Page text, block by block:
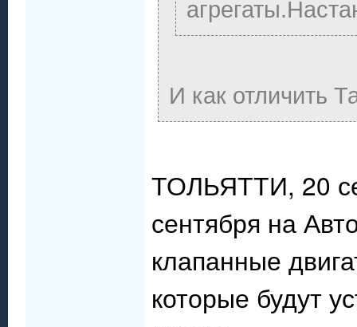
И как отличить
ТОЛЬЯТТИ, 20
сентября на
клапанные
которые будут